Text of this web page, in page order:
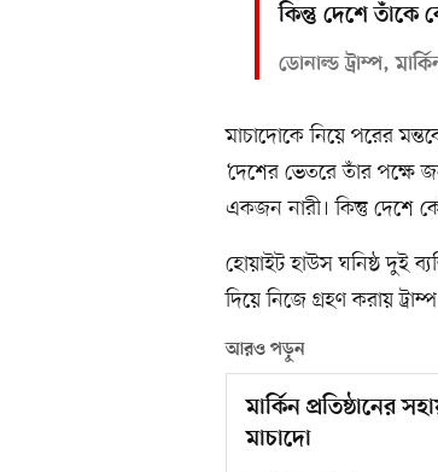
কিন্তু দেশে তাঁকে
ডোনাল্ড ট্রাম্প,
মাচাদোকে নিয়ে পরের
‘দেশের ভেতরে তাঁর পক্ষে
একজন নারী। কিন্তু দেশে
হোয়াইট হাউস ঘনিষ্ঠ দুই
দিয়ে নিজে গ্রহণ করায়
আরও পড়ুন
মার্কিন প্রতিষ্ঠানের
মাচাদো